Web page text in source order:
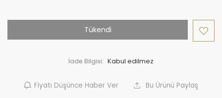
Tükendi
İade Bilgisi:
Fiyatı Düşünce Haber Ver Bu Ürünü Paylaş